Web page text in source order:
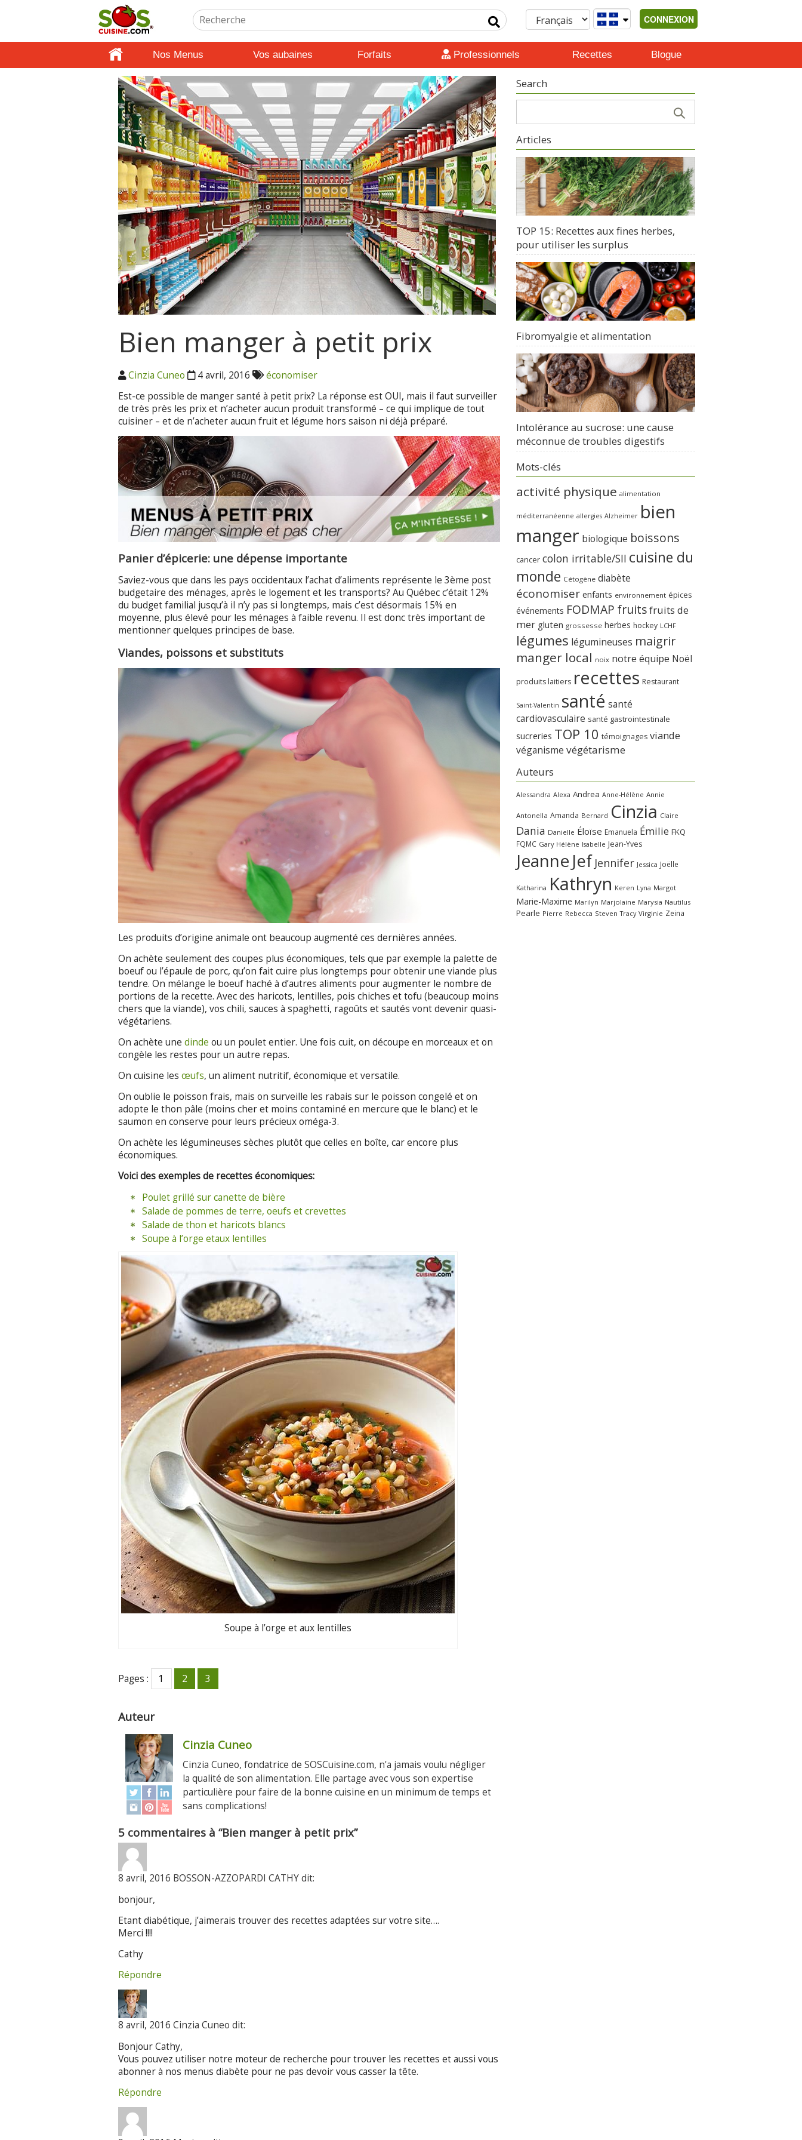
CONNEXION
Nos Menus Vos aubaines Forfaits Professionnels Recettes Blogue
Bien manger à petit prix
Cinzia Cuneo 4 avril, 2016
économiser
Est-ce possible de manger santé à petit prix? La réponse est OUI, mais il faut surveiller
de très près les prix et n’acheter aucun produit transformé – ce qui implique de tout
cuisiner – et de n’acheter aucun fruit et légume hors saison ni déjà préparé.
Panier d’épicerie: une dépense importante
Saviez-vous que dans les pays occidentaux l’achat d’aliments représente le 3ème post
budgetaire des ménages, après le logement et les transports? Au Québec c’était 12%
du budget familial jusqu’à il n’y pas si longtemps, mais c’est désormais 15% en
moyenne, plus élevé pour les ménages à faible revenu. Il est donc très important de
mentionner quelques principes de base.
Viandes, poissons et substituts
Les produits d’origine animale ont beaucoup augmenté ces dernières années.
On achète seulement des coupes plus économiques, tels que par exemple la palette de
boeuf ou l’épaule de porc, qu’on fait cuire plus longtemps pour obtenir une viande plus
tendre. On mélange le boeuf haché à d’autres aliments pour augmenter le nombre de
portions de la recette. Avec des haricots, lentilles, pois chiches et tofu (beaucoup moins
chers que la viande), vos chili, sauces à spaghetti, ragoûts et sautés vont devenir quasi-
végétariens.
On achète unedinde ou un poulet entier. Une fois cuit, on découpe en morceaux et on
congèle les restes pour un autre repas.
On cuisine lesœufs, un aliment nutritif, économique et versatile.
On oublie le poisson frais, mais on surveille les rabais sur le poisson congelé et on
adopte le thon pâle (moins cher et moins contaminé en mercure que le blanc) et le
saumon en conserve pour leurs précieux oméga-3.
On achète les légumineuses sèches plutôt que celles en boîte, car encore plus
économiques.
Voici des exemples de recettes économiques:
Poulet grillé sur canette de bière
Salade de pommes de terre, oeufs et crevettes
Salade de thon et haricots blancs
Soupe à l’orge etaux lentilles
Soupe à l’orge et aux lentilles
Pages : 1 2 3
Auteur
Cinzia Cuneo
Cinzia Cuneo, fondatrice de SOSCuisine.com, n'a jamais voulu négliger
la qualité de son alimentation. Elle partage avec vous son expertise
particulière pour faire de la bonne cuisine en un minimum de temps et
sans complications!
5 commentaires à “Bien manger à petit prix”
8 avril, 2016 BOSSON-AZZOPARDI CATHY dit:
bonjour,
Etant diabétique, j’aimerais trouver des recettes adaptées sur votre site….
Merci !!!!
Cathy
Répondre
8 avril, 2016 Cinzia Cuneo dit:
Bonjour Cathy,
Vous pouvez utiliser notre moteur de recherche pour trouver les recettes et aussi vous
abonner à nos menus diabète pour ne pas devoir vous casser la tête.
Répondre
Search
Articles
TOP 15: Recettes aux fines herbes,
pour utiliser les surplus
Fibromyalgie et alimentation
Intolérance au sucrose: une cause
méconnue de troubles digestifs
Mots-clés
activité physique alimentation
méditerranéenne allergies Alzheimer bien
manger biologique boissons
cancer colon irritable/SII cuisine du
monde Cétogène diabète
économiser enfants environnement épices
événements FODMAP fruitsfruits de
mer gluten grossesse herbes hockey LCHF
légumes légumineuses maigrir
manger local noix notre équipe Noël
produits laitiers recettes Restaurant
Saint-Valentin santé santé
cardiovasculaire santé gastrointestinale
sucreries TOP 10 témoignages viande
véganisme végétarisme
Auteurs
Alessandra Alexa Andrea Anne-Hélène Annie
Antonella Amanda Bernard Cinzia Claire
Dania Danielle Éloïse Emanuela Émilie FKQ
FQMC Gary Hélène Isabelle Jean-Yves
Jeanne Jef Jennifer Jessica Joëlle
Katharina Kathryn Keren Lyna Margot
Marie-Maxime Marilyn Marjolaine Marysia Nautilus
Pearle Pierre Rebecca Steven Tracy Virginie Zeina